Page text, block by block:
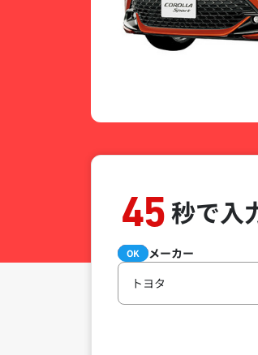
45秒で入
必須 メーカー
OK
トヨタ